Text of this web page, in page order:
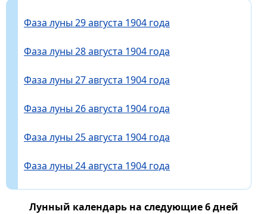
Фаза луны 29 августа 1904 года
Фаза луны 28 августа 1904 года
Фаза луны 27 августа 1904 года
Фаза луны 26 августа 1904 года
Фаза луны 25 августа 1904 года
Фаза луны 24 августа 1904 года
Лунный календарь на следующие 6 дней